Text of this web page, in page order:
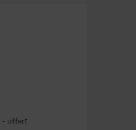
- offert